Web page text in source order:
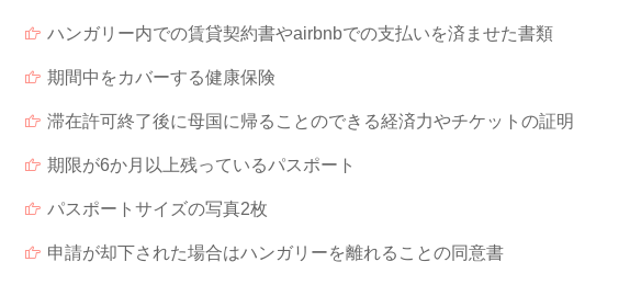
ハンガリー内での賃貸契約書やairbnbでの支払いを済ませた書類
期間中をカバーする健康保険
滞在許可終了後に母国に帰ることのできる経済力やチケットの証明
期限が6か月以上残っているパスポート
パスポートサイズの写真2枚
申請が却下された場合はハンガリーを離れることの同意書